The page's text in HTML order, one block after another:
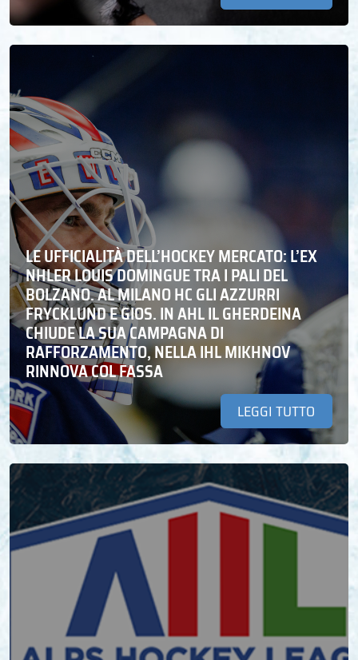
LE UFFICIALITÀ DELL’HOCKEY MERCATO: L’EX
NHLER LOUIS DOMINGUE TRA I PALI DEL
BOLZANO. AL MILANO HC GLI AZZURRI
FRYCKLUND E GIOS. IN AHL IL GHERDEINA
CHIUDE LA SUA CAMPAGNA DI
RAFFORZAMENTO, NELLA IHL MIKHNOV
RINNOVA COL FASSA
LEGGI TUTTO